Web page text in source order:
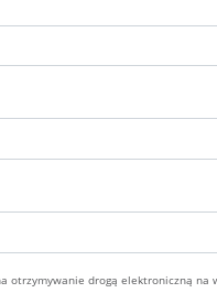
otrzymywanie drogą elektroniczną na